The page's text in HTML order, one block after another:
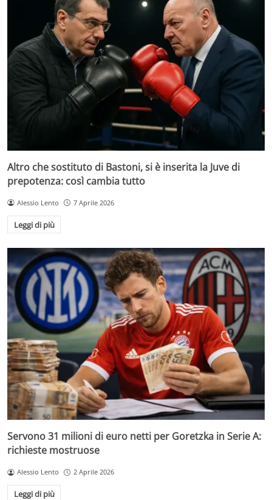
Altro che sostituto di Bastoni, si è inserita la Juve di
prepotenza: così cambia tutto
Alessio Lento 7 Aprile 2026
Leggi di più
Servono 31 milioni di euro netti per Goretzka in Serie A:
richieste mostruose
Alessio Lento 2 Aprile 2026
Leggi di più